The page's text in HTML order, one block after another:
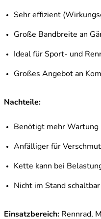
Sehr effizient
Große Bandbreite an
Ideal für Sport- und
Großes Angebot an
Nachteile:
Benötigt mehr Wartung
Anfälliger für
Kette kann bei
Nicht im Stand schaltbar
Einsatzbereich: Rennrad,